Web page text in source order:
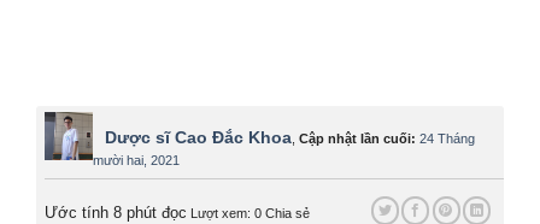
Dược sĩ Cao Đắc Khoa Cập nhật lần cuối: 24 Tháng
mười hai, 2021
Ước tính 8 phút đọc Lượt xem: 0 Chia sẻ